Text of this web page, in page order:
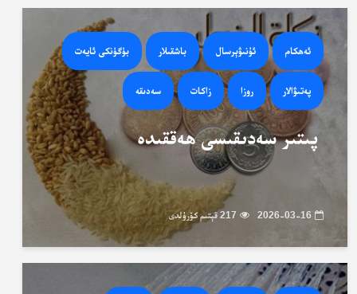
ئەھكام ئۇنىۋېرسال باشقىلار بۈگۈنكى ئايەت
پەتىۋالار روزا زاكات سەدىقە
پىتىر سەدىقىسى ھەققىدە
2026-03-16 217 قېتىم كۆرۈلدى